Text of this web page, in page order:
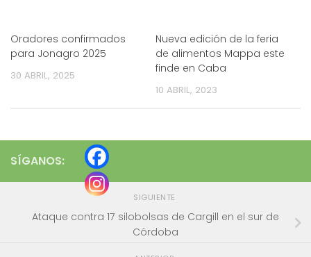
Oradores confirmados
para Jonagro 2025
30 ABRIL, 2025
Nueva edición de la feria
de alimentos Mappa este
finde en Caba
10 ABRIL, 2023
SÍGANOS:
SIGUIENTE
Ataque contra 17 silobolsas de Cargill en el sur de
Córdoba